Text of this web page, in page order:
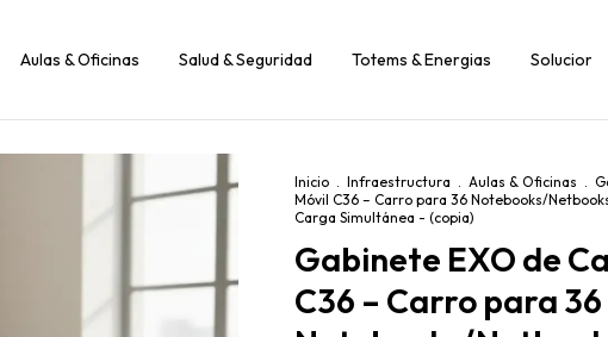
Aulas & Oficinas Salud & Seguridad Totems & Energias
Inicio . Infraestructura . Aulas & Oficinas .
Móvil C36 – Carro para 36 Notebooks/
Carga Simultánea - (copia)
Gabinete EXO de
C36 – Carro para 36